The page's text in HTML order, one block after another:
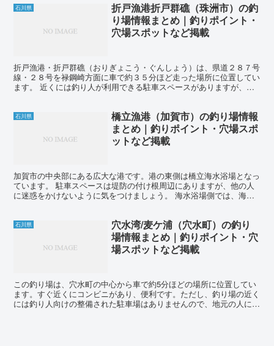
石川県
折戸漁港折戸群礁（珠洲市）の釣
り場情報まとめ｜釣りポイント・
穴場スポットなど掲載
折戸漁港・折戸群礁（おりぎょこう・ぐんしょう）は、県道２８７号
線・２８号を禄鋼崎方面に車で約３５分ほど走った場所に位置してい
ます。 近くには釣り人が利用できる駐車スペースがありますが、ト
石川県
橋立漁港（加賀市）の釣り場情報
まとめ｜釣りポイント・穴場スポ
ットなど掲載
加賀市の中央部にある広大な港です。港の東側は橋立海水浴場となっ
ています。 駐車スペースは堤防の付け根周辺にありますが、他の人
に迷惑をかけないように気をつけましょう。 海水浴場側では、海底
石川県
穴水湾/麦ケ浦（穴水町）の釣り
場情報まとめ｜釣りポイント・穴
場スポットなど掲載
この釣り場は、穴水町の中心から車で約5分ほどの場所に位置してい
ます。すぐ近くにコンビニがあり、便利です。ただし、釣り場の近く
には釣り人向けの整備された駐車場はありませんので、地元の人に確